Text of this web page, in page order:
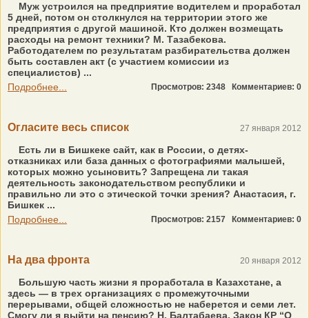
Муж устроился на предприятие водителем и проработал
5 дней, потом он столкнулся на территории этого же
предприятия с другой машиной. Кто должен возмещать
расходы на ремонт техники? М. Тазабекова.
Работодателем по результатам разбирательства должен
быть составлен акт (с участием комиссии из
специалистов) ...
Подробнее...
Просмотров: 2348 Комментариев: 0
Огласите весь список 27 января 2012
Есть ли в Бишкеке сайт, как в России, о детях-
отказниках или база данных с фотографиями малышей,
которых можно усыновить? Запрещена ли такая
деятельность законодательством республики и
правильно ли это с этической точки зрения? Анастасия, г.
Бишкек ...
Подробнее...
Просмотров: 2157 Комментариев: 0
На два фронта 20 января 2012
Большую часть жизни я проработала в Казахстане, а
здесь — в трех организациях с промежуточными
перерывами, общей сложностью не наберется и семи лет.
Смогу ли я выйти на пенсию? Н. Балтабаева. Закон КР “О